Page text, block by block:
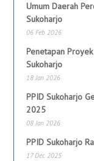
Umum Daerah
Sukoharjo
06 Feb 2026
Penetapan
Sukoharjo
18 Jan 2026
PPID Sukoharjo
2025
08 Jan 2026
PPID Sukoharjo
17 Dec 2025